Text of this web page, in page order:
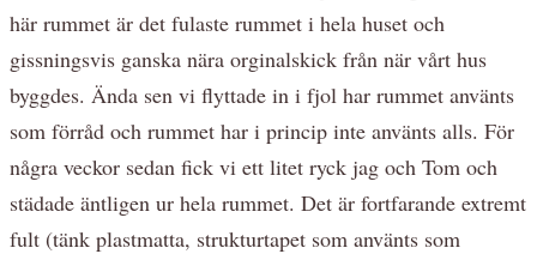
här rummet är det fulaste rummet i hela huset och
gissningsvis ganska nära orginalskick från när vårt hus
byggdes. Ända sen vi flyttade in i fjol har rummet använts
som förråd och rummet har i princip inte använts alls. För
några veckor sedan fick vi ett litet ryck jag och Tom och
städade äntligen ur hela rummet. Det är fortfarande extremt
fult (tänk plastmatta, strukturtapet som använts som